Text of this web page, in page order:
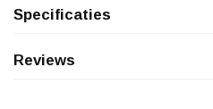
Specificaties
Reviews